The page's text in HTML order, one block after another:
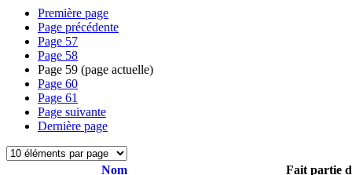
Première page
Page précédente
Page 57
Page 58
Page 59 (page actuelle)
Page 60
Page 61
Page suivante
Dernière page
Nom
Fait partie